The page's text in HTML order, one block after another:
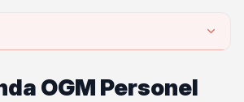
OGM Personel